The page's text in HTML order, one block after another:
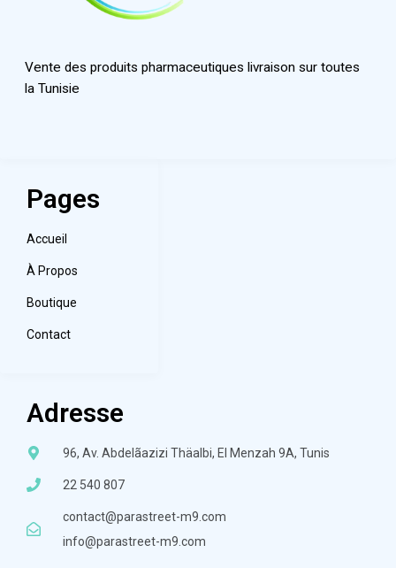
Vente des produits pharmaceutiques livraison sur toutes
la Tunisie
Pages
Accueil
À Propos
Boutique
Contact
Adresse
96, Av. Abdelãazizi Thäalbi, El Menzah 9A, Tunis
22 540 807
contact@parastreet-m9.com
info@parastreet-m9.com